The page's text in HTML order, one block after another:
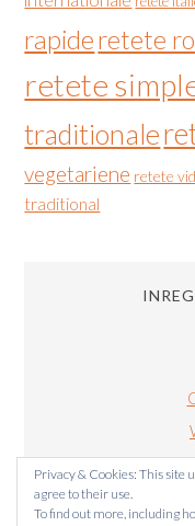
rapideretete
retete
traditionale
vegetariene retete
traditional
Privacy & Cookies: This site
agree to their use.
To find out more, including